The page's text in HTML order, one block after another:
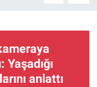
Yaşadığı
anlattı